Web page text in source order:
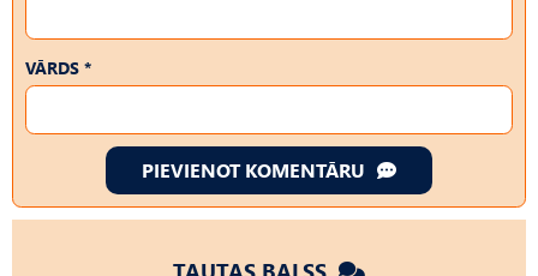
VĀRDS *
PIEVIENOT KOMENTĀRU